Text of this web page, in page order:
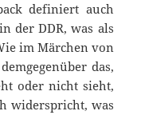
definiert auch
der DDR, was als
im Märchen von
das,
oder nicht sieht,
widerspricht, was